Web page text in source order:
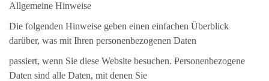
Allgemeine Hinweise
Die folgenden Hinweise geben einen einfachen Überblick
darüber, was mit Ihren personenbezogenen Daten
passiert, wenn Sie diese Website besuchen. Personenbezogene
Daten sind alle Daten, mit denen Sie